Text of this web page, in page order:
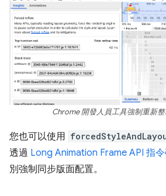
Chrome 開發人員工具強制重新整
您也可以使用
透過 Long Animation Frame API 指
別強制同步版面配置。